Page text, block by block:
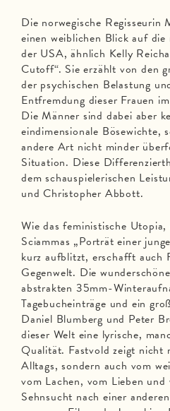
Die norwegische Regisseurin
einen weiblichen Blick auf
der USA, ähnlich Kelly
Cutoff“. Sie erzählt von den
der psychischen Belastung
Entfremdung dieser Frauen
Die Männer sind dabei aber
eindimensionale Bösewichte,
andere Art nicht minder
Situation. Diese
dem schauspielerischen
und Christopher Abbott.
Wie das feministische
Sciammas „Porträt einer
kurz aufblitzt, erschafft auch
Gegenwelt. Die
abstrakten 35mm-
Tagebucheinträge und ein
Daniel Blumberg und Peter
dieser Welt eine lyrische,
Qualität. Fastvold zeigt nicht
Alltags, sondern auch vom
vom Lachen, vom Lieben
Sehnsucht nach einer